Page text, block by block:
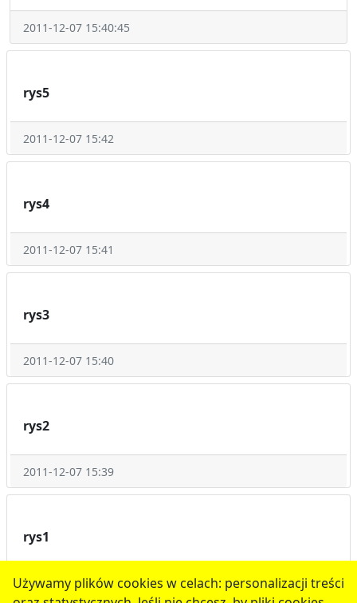
Używamy plików cookies w celach: personalizacji treści
2011-12-07 15:40:45
rys5
2011-12-07 15:42
rys4
2011-12-07 15:41
rys3
2011-12-07 15:40
rys2
2011-12-07 15:39
rys1
2011-12-07 15:39